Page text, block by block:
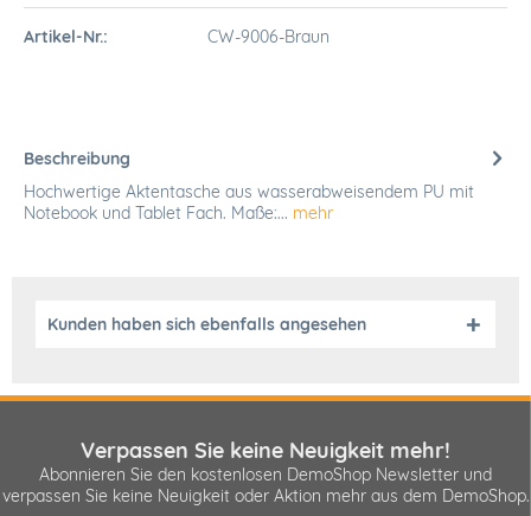
Artikel-Nr.: CW-9006-Braun
Beschreibung
Hochwertige Aktentasche aus wasserabweisendem PU mit
Notebook und Tablet Fach. Maße:... mehr
Kunden haben sich ebenfalls angesehen
Verpassen Sie keine Neuigkeit mehr!
Abonnieren Sie den kostenlosen DemoShop Newsletter und
verpassen Sie keine Neuigkeit oder Aktion mehr aus dem DemoShop.